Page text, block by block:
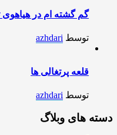
گم گشته ام در
توسط azhdari
قلعه پرتغالی ها
توسط azhdari
دسته های وبلاگ